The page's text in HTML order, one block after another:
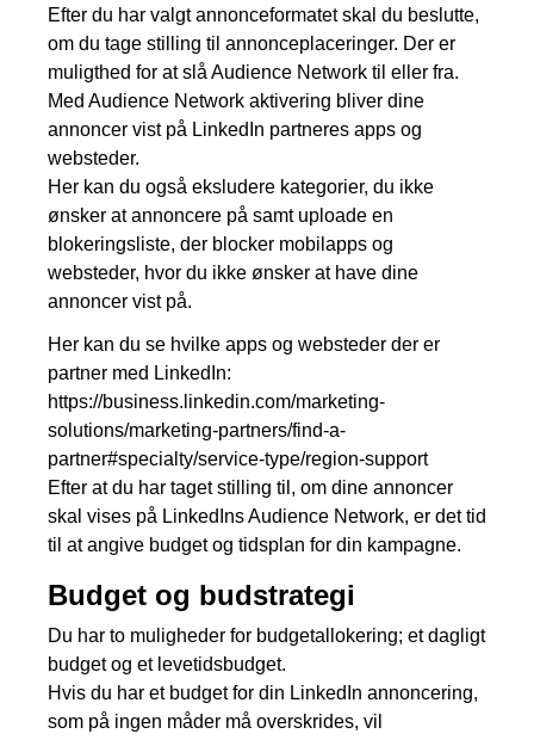
Efter du har valgt annonceformatet skal du beslutte,
om du tage stilling til annonceplaceringer. Der er
muligthed for at slå Audience Network til eller fra.
Med Audience Network aktivering bliver dine
annoncer vist på LinkedIn partneres apps og
websteder.
Her kan du også eksludere kategorier, du ikke
ønsker at annoncere på samt uploade en
blokeringsliste, der blocker mobilapps og
websteder, hvor du ikke ønsker at have dine
annoncer vist på.
Her kan du se hvilke apps og websteder der er
partner med LinkedIn:
https://business.linkedin.com/marketing-
solutions/marketing-partners/find-a-
partner#specialty/service-type/region-support
Efter at du har taget stilling til, om dine annoncer
skal vises på LinkedIns Audience Network, er det tid
til at angive budget og tidsplan for din kampagne.
Budget og budstrategi
Du har to muligheder for budgetallokering; et dagligt
budget og et levetidsbudget.
Hvis du har et budget for din LinkedIn annoncering,
som på ingen måder må overskrides, vil